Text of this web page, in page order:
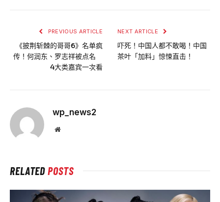
PREVIOUS ARTICLE
《披荆斩棘的哥哥6》名单疯
传！何润东、罗志祥被点名
4大类嘉宾一次看
NEXT ARTICLE
吓死！中国人都不敢喝！中国
茶叶「加料」惊悚直击！
wp_news2
Website
RELATEDPOSTS